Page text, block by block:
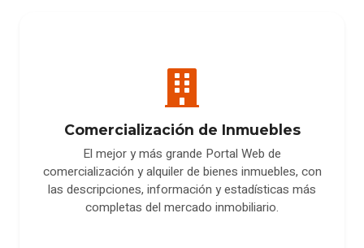
Comercialización de Inmuebles
El mejor y más grande Portal Web de
comercialización y alquiler de bienes inmuebles, con
las descripciones, información y estadísticas más
completas del mercado inmobiliario.